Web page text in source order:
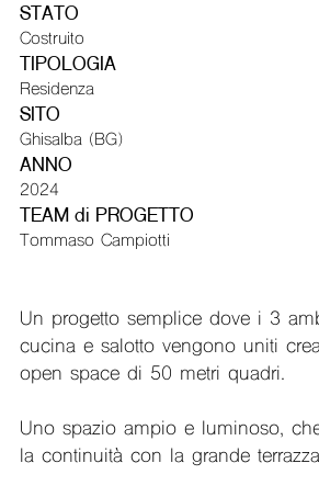
STATO
Costruito
TIPOLOGIA
Residenza
SITO
Ghisalba (BG)
ANNO
2024
TEAM di PROGETTO
Tommaso Campiotti
Un progetto semplice dove i 3
cucina e salotto vengono uniti
open space di 50 metri quadri.
Uno spazio ampio e luminoso,
la continuità con la grande